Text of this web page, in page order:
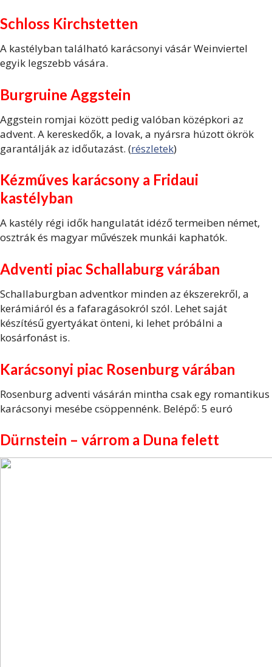
Schloss Kirchstetten
A kastélyban található karácsonyi vásár Weinviertel
egyik legszebb vására.
Burgruine Aggstein
Aggstein romjai között pedig valóban középkori az
advent. A kereskedők, a lovak, a nyársra húzott ökrök
garantálják az időutazást. (részletek)
Kézműves karácsony a Fridaui
kastélyban
A kastély régi idők hangulatát idéző termeiben német,
osztrák és magyar művészek munkái kaphatók.
Adventi piac Schallaburg várában
Schallaburgban adventkor minden az ékszerekről, a
kerámiáról és a fafaragásokról szól. Lehet saját
készítésű gyertyákat önteni, ki lehet próbálni a
kosárfonást is.
Karácsonyi piac Rosenburg várában
Rosenburg adventi vásárán mintha csak egy romantikus
karácsonyi mesébe csöppennénk. Belépő: 5 euró
Dürnstein – várrom a Duna felett